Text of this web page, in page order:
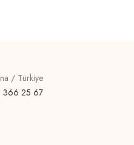
/ Türkiye
366 25 67